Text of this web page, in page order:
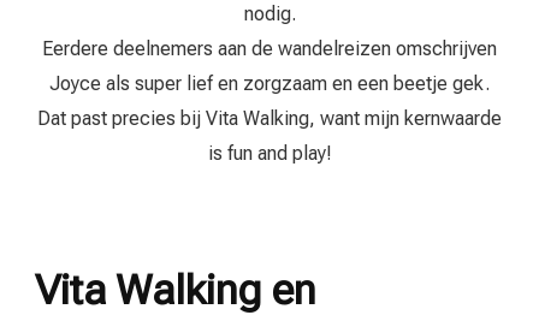
nodig.
Eerdere deelnemers aan de wandelreizen omschrijven
Joyce als super lief en zorgzaam en een beetje gek.
Dat past precies bij Vita Walking, want mijn kernwaarde
is fun and play!
Vita Walking en